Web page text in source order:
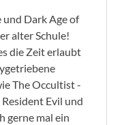
Dark Age of
alter Schule!
die Zeit erlaubt
The Occultist -
Evil und
gerne mal ein